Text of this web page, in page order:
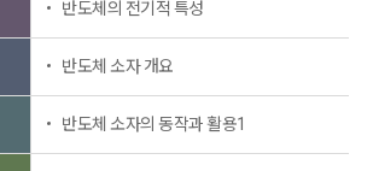
반도체의 전기적 특성
반도체 소자 개요
반도체 소자의 동작과 활용1